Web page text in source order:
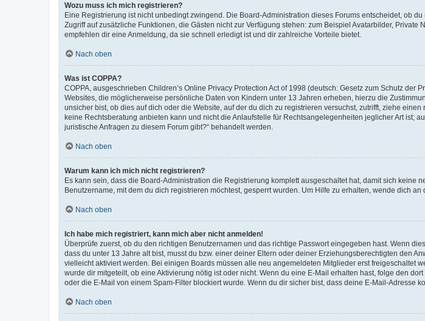
Wozu muss ich mich registrieren?
Eine Registrierung ist nicht unbedingt zwingend. Die Board-Administration dieses Forums entscheidet, ob
Zugriff auf zusätzliche Funktionen, die Gästen nicht zur Verfügung stehen: zum Beispiel Avatarbilder,
empfehlen dir eine Anmeldung, da sie schnell erledigt ist und dir zahlreiche Vorteile bietet.
Nach oben
Was ist COPPA?
COPPA, ausgeschrieben Children’s Online Privacy Protection Act of 1998 (deutsch: Gesetz zum Schutz
Websites, die möglicherweise persönliche Daten von Kindern unter 13 Jahren erheben, hierzu die
unsicher bist, ob dies auf dich oder die Website, auf der du dich zu registrieren versuchst, zutrifft, ziehe
keine Rechtsberatung anbieten kann und nicht die Anlaufstelle für Rechtsangelegenheiten jeglicher Art ist;
juristische Anfragen zu diesem Forum gibt?“ behandelt werden.
Nach oben
Warum kann ich mich nicht registrieren?
Es kann sein, dass die Board-Administration die Registrierung komplett ausgeschaltet hat, damit sich
Benutzername, mit dem du dich registrieren möchtest, gesperrt wurden. Um Hilfe zu erhalten, wende dich
Nach oben
Ich habe mich registriert, kann mich aber nicht anmelden!
Überprüfe zuerst, ob du den richtigen Benutzernamen und das richtige Passwort eingegeben hast. Wenn
dass du unter 13 Jahre alt bist, musst du bzw. einer deiner Eltern oder deiner Erziehungsberechtigten den
vielleicht aktiviert werden. Bei einigen Boards müssen alle neu angemeldeten Mitglieder erst freigeschaltet
wurde dir mitgeteilt, ob eine Aktivierung nötig ist oder nicht. Wenn du eine E-Mail erhalten hast, folge den
oder die E-Mail von einem Spam-Filter blockiert wurde. Wenn du dir sicher bist, dass deine E-Mail-Adresse
Nach oben